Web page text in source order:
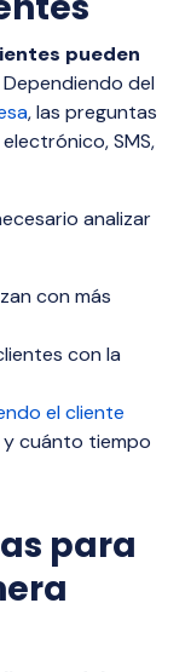
pueden
Dependiendo del
, las preguntas
SMS,
analizar
con más
con la
el cliente
y cuánto tiempo
para